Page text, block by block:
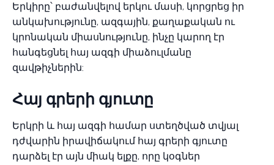
Երկիրը՝ բաժանվելով երկու մասի, կորցրեց իր
անկախությունը, ազգային, քաղաքական ու
կրոնական միասնությունը, ինչը կարող էր
հանգեցնել հայ ազգի միաձուլմանը
զավթիչներին:
Հայ գրերի գյուտը
Երկրի և հայ ազգի համար ստեղծված տվյալ
դժվարին իրավիճակում հայ գրերի գյուտը
դարձել էր այն միակ ելքը, որը կօգներ